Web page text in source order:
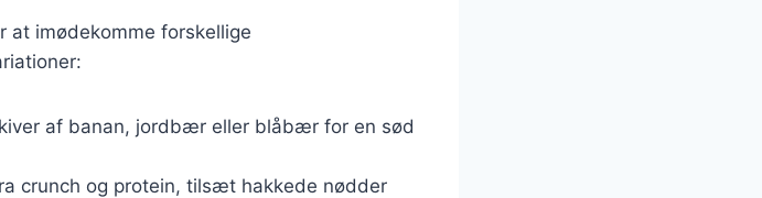
at imødekomme forskellige
af banan, jordbær eller blåbær for en sød
crunch og protein, tilsæt hakkede nødder